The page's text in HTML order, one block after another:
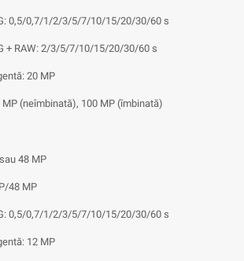
0,5/0,7/1/2/3/5/7/10/15/20/30/60 s
+ RAW: 2/3/5/7/10/15/20/30/60 s
20 MP
MP (neîmbinată), 100 MP (îmbinată)
48 MP
48 MP
0,5/0,7/1/2/3/5/7/10/15/20/30/60 s
12 MP